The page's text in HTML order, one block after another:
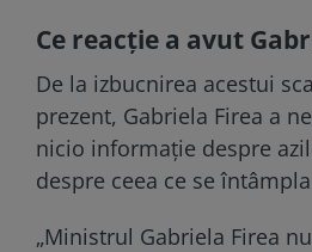
Ce reacție a avut
De la izbucnirea acestui
prezent, Gabriela Firea a
nicio informație despre
despre ceea ce se
„Ministrul Gabriela Firea